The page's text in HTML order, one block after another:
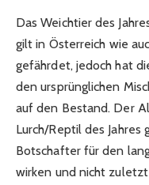
Das Weichtier des
gilt in Österreich wie
gefährdet, jedoch hat
den ursprünglichen
auf den Bestand. Der
Lurch/Reptil des Jahres
Botschafter für den
wirken und nicht